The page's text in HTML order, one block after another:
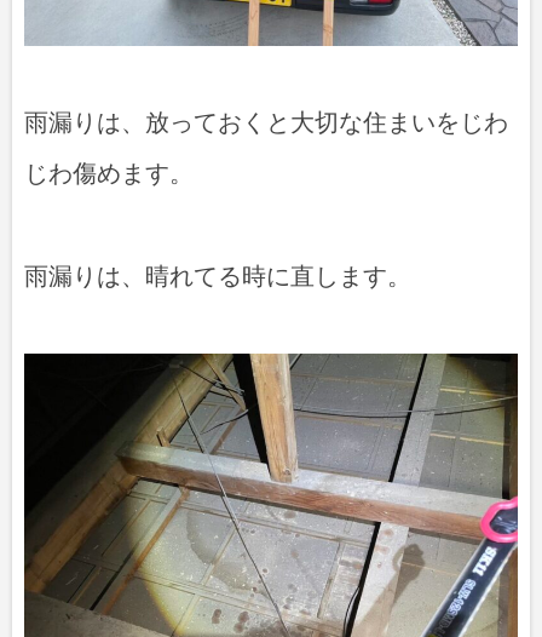
雨漏りは、放っておくと大切な住まいをじわ
じわ傷めます。
雨漏りは、晴れてる時に直します。